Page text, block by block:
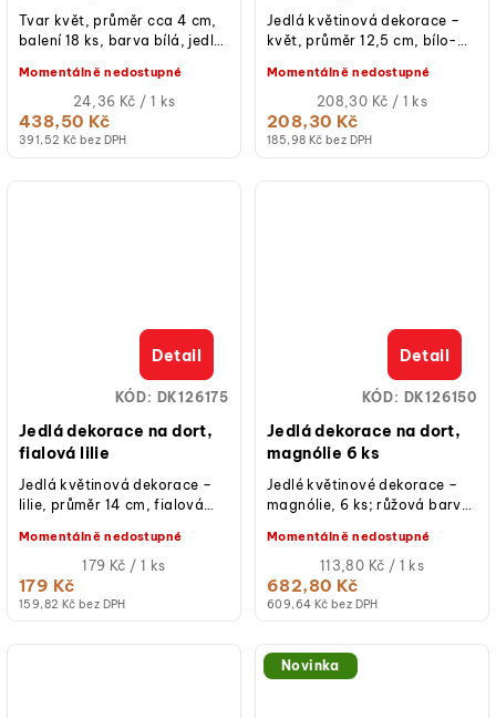
391,52 Kč bez DPH
438,50 Kč
Měrná
cena:
24,36 Kč / 1 ks
Momentálně nedostupné
Tvar květ, průměr cca 4 cm,
balení 18 ks, barva bílá, jedlé,
dezertů.
185,98 Kč bez DPH
208,30 Kč
Měrná
cena:
208,30 Kč / 1 ks
Momentálně nedostupné
Jedlá květinová dekorace –
květ, průměr 12,5 cm, bílo-
hotová k použití na dorty,
Jedlá dekorace na dort,
fialová lilie
159,82 Kč bez DPH
179 Kč
Měrná
179 Kč / 1 ks
Momentálně nedostupné
Detail
Jedlá květinová dekorace –
lilie, průměr 14 cm, fialová
použití na dorty, řezy a...
KÓD: DK126175
Jedlá dekorace na dort,
magnólie 6 ks
609,64 Kč bez DPH
682,80 Kč
Měrná
cena:
113,80 Kč / 1 ks
Momentálně nedostupné
Detail
Jedlé květinové dekorace –
magnólie, 6 ks; růžová barva;
cm; jedlý papír; hotové k...
KÓD: DK126150
Novinka